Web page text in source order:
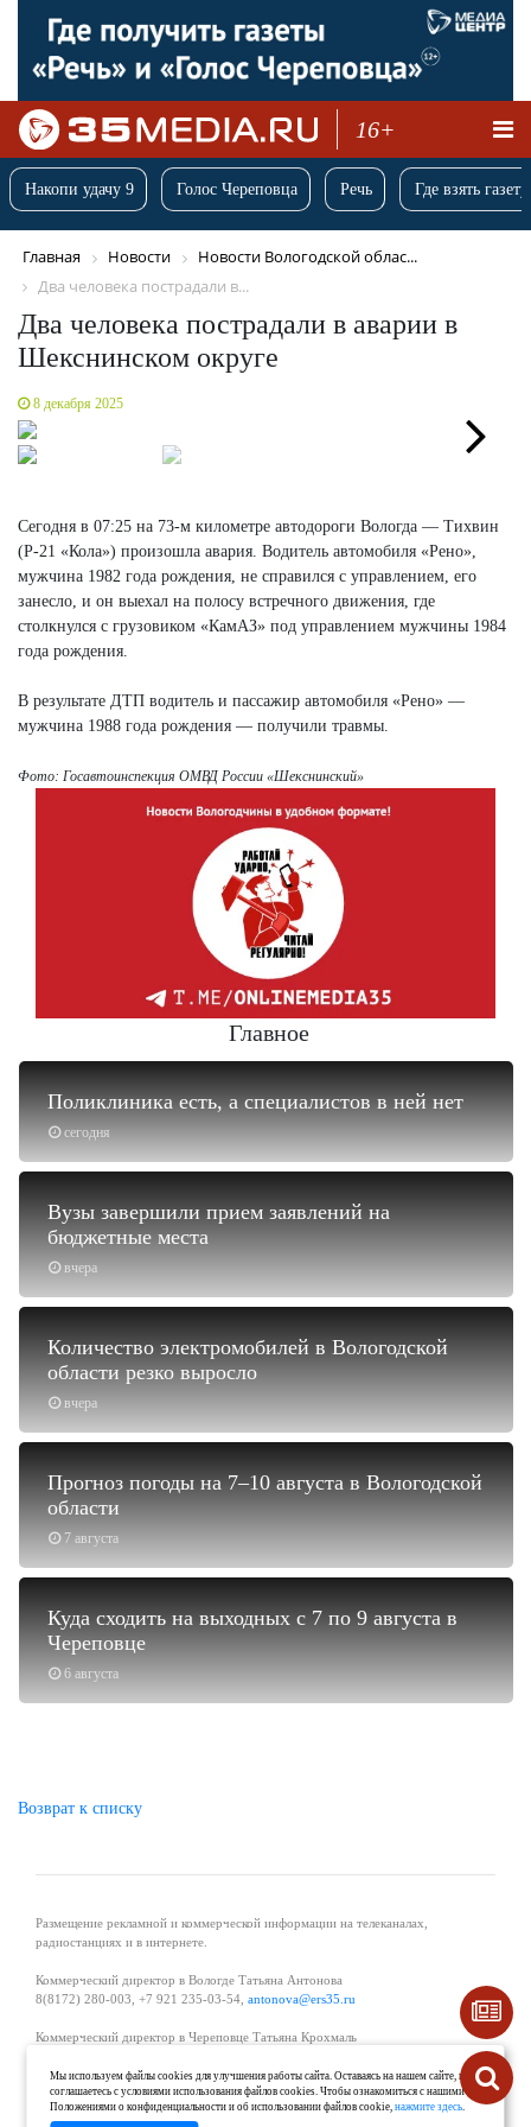
16+
Накопи удачу 9 Голос Череповца Речь Где взять
Главная Новости
Новости Вологодской облас...
Два человека пострадали в...
Два человека пострадали в аварии в
Шекснинском округе
8 декабря 2025
Сегодня в 07:25 на 73-м километре автодороги Вологда — Тихвин
(Р-21 «Кола») произошла авария. Водитель автомобиля «Рено»,
мужчина 1982 года рождения, не справился с управлением, его
занесло, и он выехал на полосу встречного движения, где
столкнулся с грузовиком «КамАЗ» под управлением мужчины 1984
года рождения.
В результате ДТП водитель и пассажир автомобиля «Рено» —
мужчина 1988 года рождения — получили травмы.
Фото: Госавтоинспекция ОМВД России «Шекснинский»
Главное
сегодня
Поликлиника есть, а специалистов в ней нет
вчера
Вузы завершили прием заявлений на
бюджетные места
вчера
Количество электромобилей в Вологодской
области резко выросло
7 августа
Прогноз погоды на 7–10 августа в Вологодской
области
6 августа
Куда сходить на выходных с 7 по 9 августа в
Череповце
Возврат к списку
Размещение рекламной и коммерческой информации на телеканалах,
радиостанциях и в интернете.
Коммерческий директор в Вологде Татьяна Антонова
8(8172) 280-003, +7 921 235-03-54, antonova@ers35.ru
Коммерческий директор в Череповце Татьяна Крохмаль
Начальник отдела рекламы в Великом Устюге Екатерина Вьюжанина 8(81738)
2-04-44, +7 921 125-06-40,katrinv81@mail.ru
Мы используем файлы cookies для улучшения работы сайта. Оставаясь на нашем сайте, вы
соглашаетесь с условиями использования файлов cookies. Чтобы ознакомиться с нашими
Положениями о конфиденциальности и об использовании файлов cookie,нажмите здесь.